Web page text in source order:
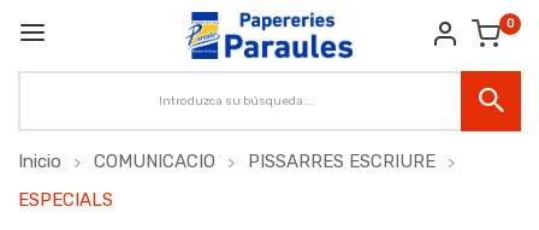
0
Inicio COMUNICACIO
PISSARRES ESCRIURE
ESPECIALS